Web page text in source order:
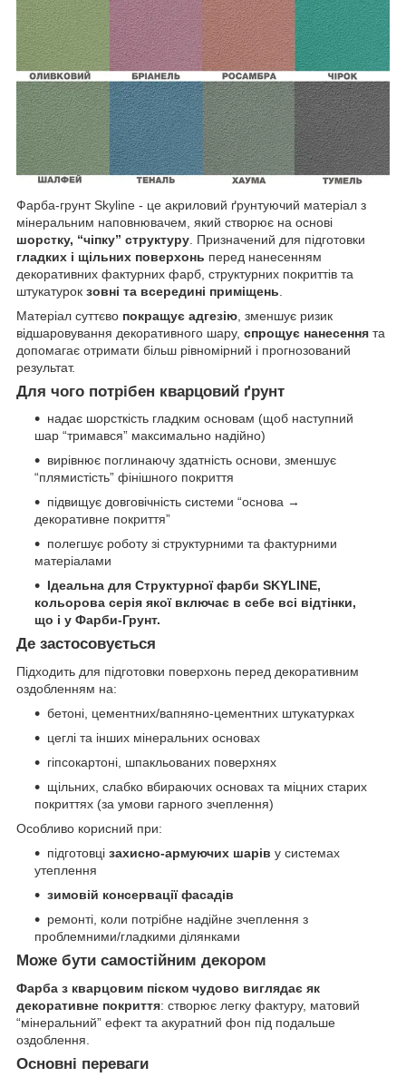
Фарба-грунт Skyline - це акриловий ґрунтуючий матеріал з
мінеральним наповнювачем, який створює на основі
шорстку, “чіпку” структуру . Призначений для підготовки
гладких і щільних поверхонь перед нанесенням
декоративних фактурних фарб, структурних покриттів та
штукатурок зовні та всередині приміщень
Матеріал суттєво покращує адгезію , зменшує ризик
відшаровування декоративного шару, спрощує нанесення та
допомагає отримати більш рівномірний і прогнозований
результат.
Для чого потрібен кварцовий ґрунт
надає шорсткість гладким основам (щоб наступний
шар “тримався” максимально надійно)
вирівнює поглинаючу здатність основи, зменшує
“плямистість” фінішного покриття
підвищує довговічність системи “основа →
декоративне покриття”
полегшує роботу зі структурними та фактурними
матеріалами
Ідеальна для Структурної фарби SKYLINE,
кольорова серія якої включає в себе всі відтінки,
що і у Фарби-Грунт.
Де застосовується
Підходить для підготовки поверхонь перед декоративним
оздобленням на:
бетоні, цементних/вапняно-цементних штукатурках
цеглі та інших мінеральних основах
гіпсокартоні, шпакльованих поверхнях
щільних, слабко вбираючих основах та міцних старих
покриттях (за умови гарного зчеплення)
Особливо корисний при:
підготовці захисно-армуючих шарів у системах
утеплення
зимовій консервації фасадів
ремонті, коли потрібне надійне зчеплення з
проблемними/гладкими ділянками
Може бути самостійним декором
Фарба з кварцовим піском чудово виглядає як
декоративне покриття: створює легку фактуру, матовий
“мінеральний” ефект та акуратний фон під подальше
оздоблення.
Основні переваги